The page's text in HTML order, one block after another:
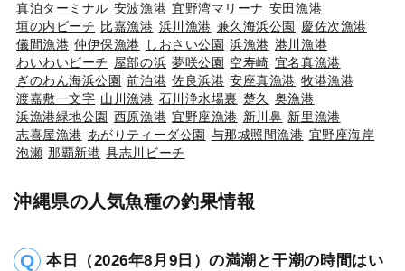
真泊ターミナル 安波漁港 宜野湾マリーナ 安田漁港
垣の内ビーチ 比嘉漁港 浜川漁港 兼久海浜公園
慶佐次漁港
儀間漁港 仲伊保漁港 しおさい公園 浜漁港 港川漁港
わいわいビーチ 屋部の浜 夢咲公園 空寿崎 宜名真漁港
ぎのわん海浜公園 前泊港 佐良浜港 安座真漁港 牧港漁港
渡嘉敷一文字 山川漁港 石川浄水場裏 楚久
奥漁港
浜漁港緑地公園 西原漁港 宜野座漁港 新川鼻 新里漁港
志喜屋漁港 あがりティーダ公園 与那城照間漁港 宜野座海岸
泡瀬 那覇新港 具志川ビーチ
沖縄県の人気魚種の釣果情報
本日（2026年8月9日）の満潮と干潮の時間はい